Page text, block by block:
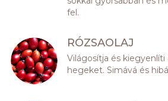
fel.
RÓZSAOLAJ
Világosítja és
hegeket. Simává és